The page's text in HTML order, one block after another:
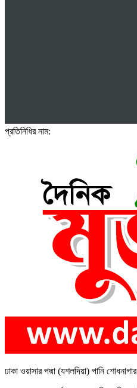
প্রতিনিধির নাম:
ঢাকা ওয়াসার পদ্মা (যশলদিয়া) পানি